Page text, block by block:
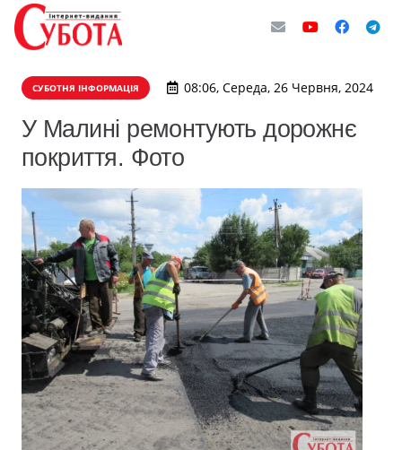
СУБОТНЯ ІНФОРМАЦІЯ 08:06, Середа, 26 Червня, 2024
У Малині ремонтують дорожнє
покриття. Фото